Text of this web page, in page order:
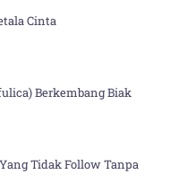
Cinta
Berkembang Biak
Tidak Follow Tanpa